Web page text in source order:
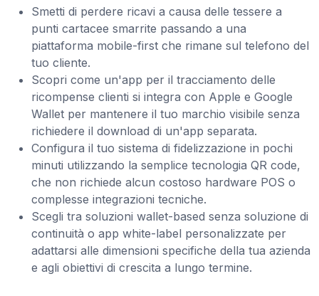
Smetti di perdere ricavi a causa delle tessere a
punti cartacee smarrite passando a una
piattaforma mobile-first che rimane sul telefono del
tuo cliente.
Scopri come un'app per il tracciamento delle
ricompense clienti si integra con Apple e Google
Wallet per mantenere il tuo marchio visibile senza
richiedere il download di un'app separata.
Configura il tuo sistema di fidelizzazione in pochi
minuti utilizzando la semplice tecnologia QR code,
che non richiede alcun costoso hardware POS o
complesse integrazioni tecniche.
Scegli tra soluzioni wallet-based senza soluzione di
continuità o app white-label personalizzate per
adattarsi alle dimensioni specifiche della tua azienda
e agli obiettivi di crescita a lungo termine.